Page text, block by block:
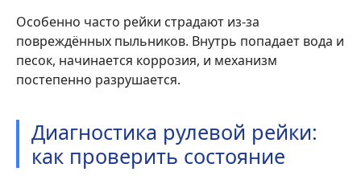
Особенно часто рейки страдают из-за
повреждённых пыльников. Внутрь попадает вода и
песок, начинается коррозия, и механизм
постепенно разрушается.
Диагностика рулевой рейки:
как проверить состояние